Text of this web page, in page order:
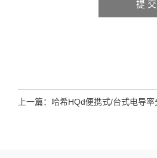
上一篇： 哈希HQd便携式/台式电导率